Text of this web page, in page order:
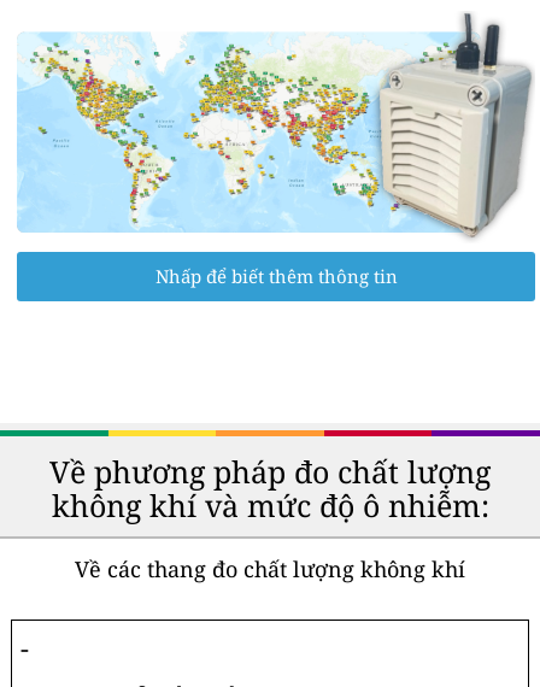
Nhấp để biết thêm thông tin
Về phương pháp đo chất lượng
không khí và mức độ ô nhiễm:
Về các thang đo chất lượng không khí
-